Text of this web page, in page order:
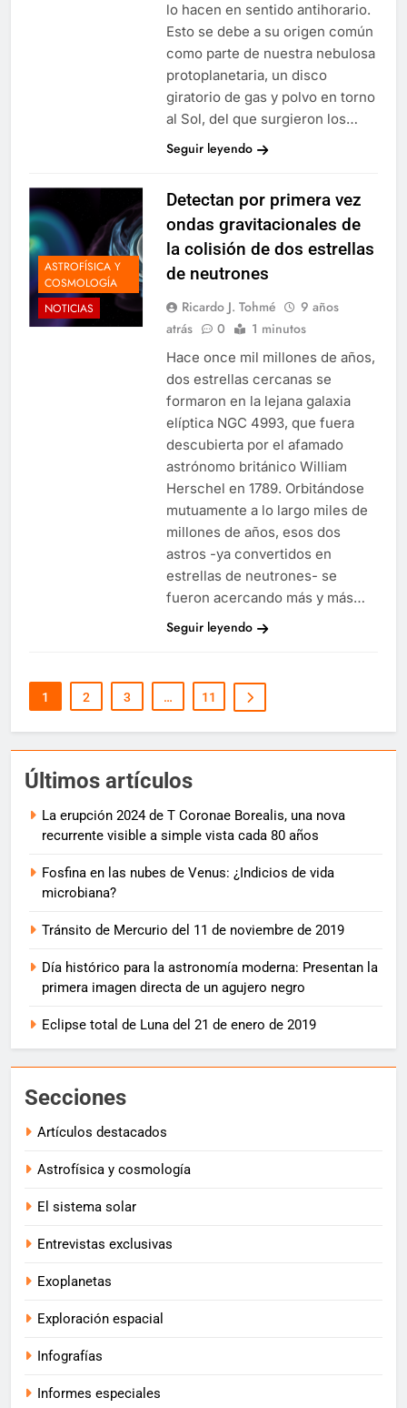
lo hacen en sentido antihorario.
Esto se debe a su origen común
como parte de nuestra nebulosa
protoplanetaria, un disco
giratorio de gas y polvo en torno
al Sol, del que surgieron los…
Seguir leyendo
ASTROFÍSICA Y
COSMOLOGÍA
NOTICIAS
Detectan por primera vez
ondas gravitacionales de
la colisión de dos estrellas
de neutrones
Ricardo J. Tohmé
9 años
atrás
0 1 minutos
Hace once mil millones de años,
dos estrellas cercanas se
formaron en la lejana galaxia
elíptica NGC 4993, que fuera
descubierta por el afamado
astrónomo británico William
Herschel en 1789. Orbitándose
mutuamente a lo largo miles de
millones de años, esos dos
astros -ya convertidos en
estrellas de neutrones- se
fueron acercando más y más…
Seguir leyendo
1 2 3 … 11
Últimos artículos
La erupción 2024 de T Coronae Borealis, una nova
recurrente visible a simple vista cada 80 años
Fosfina en las nubes de Venus: ¿Indicios de vida
microbiana?
Tránsito de Mercurio del 11 de noviembre de 2019
Día histórico para la astronomía moderna: Presentan la
primera imagen directa de un agujero negro
Eclipse total de Luna del 21 de enero de 2019
Secciones
Artículos destacados
Astrofísica y cosmología
El sistema solar
Entrevistas exclusivas
Exoplanetas
Exploración espacial
Infografías
Informes especiales